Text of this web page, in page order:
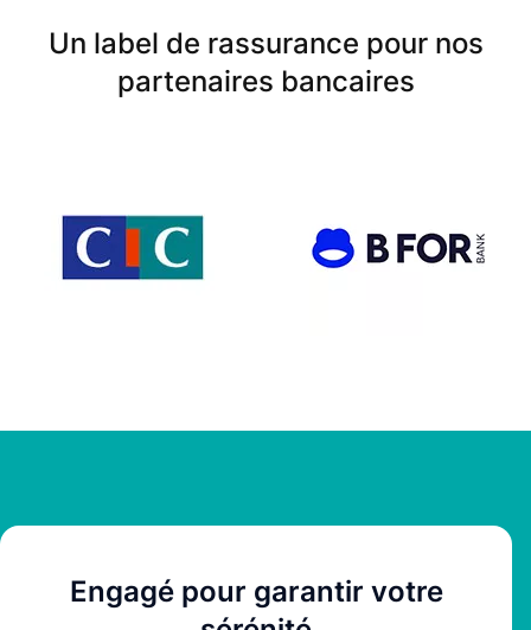
Un label de rassurance pour nos
partenaires bancaires
Engagé pour garantir votre